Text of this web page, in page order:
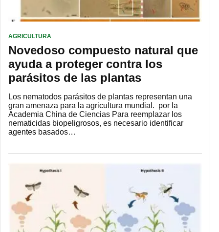
AGRICULTURA
Novedoso compuesto natural que
ayuda a proteger contra los
parásitos de las plantas
Los nematodos parásitos de plantas representan una
gran amenaza para la agricultura mundial. por la
Academia China de Ciencias Para reemplazar los
nematicidas biopeligrosos, es necesario identificar
agentes basados…